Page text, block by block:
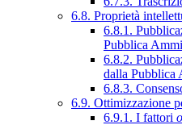
6.8. Proprietà
6.8.1.
Pubblica
6.8.2.
dalla Pubblica
6.8.3.
6.9. Ottimizzazione
6.9.1. I fattori